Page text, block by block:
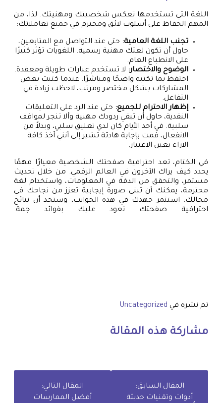
اللغة التي تستخدمها تعكس شخصيتك ومهنيتك. لذا، من
المهم الحفاظ على أسلوب لائق ومحترم في جميع تعاملاتك:
تجنب اللغة العامية: حتى عند التواصل مع المتابعين،
حاول أن تكون لغتك مهنية رسمية. اللغويات تؤثر كثيرًا
على الانطباع العام.
الوضوح والاختصار: لا تستخدم عبارات طويلة ومعقدة.
احتفظ بما تكتبه واضحًا ومباشرًا. عندما كتبت بعض
المشاركات بشكل مختصر ومرتب، لاحظت زيادة في
التفاعل.
إظهار الاحترام للجميع: حتى عند الرد على التعليقات
النقدية، حاول أن تبقي ردودك مهنية وألا تنجر لمواقف
سلبية. في أحد الأيام كان لدي تعليق سلبي، وبدلاً من
الانفعال، قمت بإجابة هادئة تشير إلى أنني آخذ كافة
الآراء بعين الاعتبار.
في الختام، تعد احترافية صفحتك الشخصية معيارًا مهمًا
يحدد كيف يراك الآخرون في العالم الرقمي. من خلال تحديث
مستمر، والتحقق من الدقة في المعلومات، واستخدام لغة
محترمة، يمكنك أن تبني صورة إيجابية تعزز من نجاحك في
مجالك. استثمر جهدك في هذه الجوانب، وستجد أن نتائج
احترافية صفحتك تعود عليك بفوائد جمة.
تم نشره في Uncategorized
مشاركة هذه المقالة
المقال السابق:
أدوات وتقنيات حديثة
المقال التالي:
أفضل الممارسات